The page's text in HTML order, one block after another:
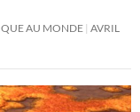
AU MONDE AVRIL